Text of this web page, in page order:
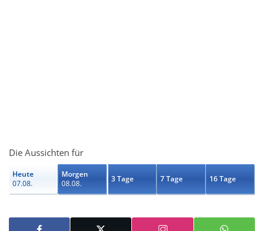
Die Aussichten für
Heute
07.08.
Morgen
08.08.
3 Tage 7 Tage 16 Tage